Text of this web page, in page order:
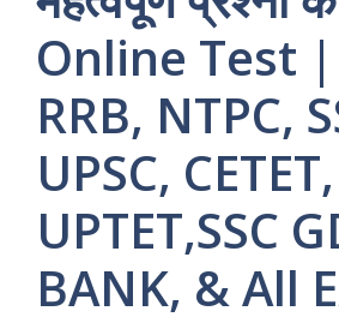
Online Test
RRB, NTPC,
UPSC, CETET,
UPTET,SSC
BANK, & All